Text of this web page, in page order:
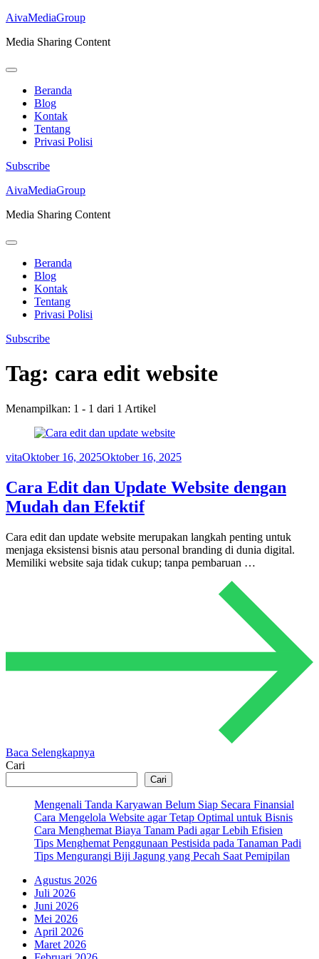
AivaMediaGroup
Media Sharing Content
Beranda
Blog
Kontak
Tentang
Privasi Polisi
Subscribe
Lompat
konten
Enter)
AivaMediaGroup
Media Sharing Content
Beranda
Blog
Kontak
Tentang
Privasi Polisi
Subscribe
Tag: cara edit website
Menampilkan: 1 - 1 dari 1 Artikel
vitaOktober 16, 2025Oktober 16, 2025
Cara Edit dan Update Website dengan
Mudah dan Efektif
Cara edit dan update website merupakan langkah penting untuk
menjaga eksistensi bisnis atau personal branding di dunia digital.
Memiliki website saja tidak cukup; tanpa pembaruan …
Baca Selengkapnya
Cari
Cari
Mengenali Tanda Karyawan Belum Siap Secara Finansial
Cara Mengelola Website agar Tetap Optimal untuk Bisnis
Cara Menghemat Biaya Tanam Padi agar Lebih Efisien
Tips Menghemat Penggunaan Pestisida pada Tanaman Padi
Tips Mengurangi Biji Jagung yang Pecah Saat Pemipilan
Agustus 2026
Juli 2026
Juni 2026
Mei 2026
April 2026
Maret 2026